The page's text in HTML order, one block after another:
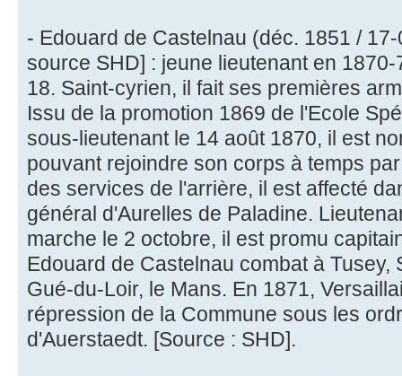
- Edouard de Castelnau (déc. 1851 /
source SHD] : jeune lieutenant en
18. Saint-cyrien, il fait ses premières
Issu de la promotion 1869 de l'Ecole
sous-lieutenant le 14 août 1870, il est
pouvant rejoindre son corps à temps
des services de l'arrière, il est affecté
général d'Aurelles de Paladine.
marche le 2 octobre, il est promu
Edouard de Castelnau combat à Tusey,
Gué-du-Loir, le Mans. En 1871,
répression de la Commune sous les
d'Auerstaedt. [Source : SHD].